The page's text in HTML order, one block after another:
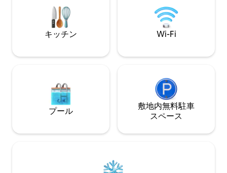
忘れられない体験です。 とても明るく、
海に面しています。 リビングルームのテ
ラスには6人用のダイニングテーブルがあ
り、マスターベッドルームのテラスには
り、良い本を読んだりするためのハンモ
す！ ドアを開けるだけで、ビーチや家の
下にある岩の多い箇所に行くことができ
ます。日光浴のための壮大な自然のプラ
ットフォームがあり、小さな海洋生物で
スは静かなビーチで、リラックス、休
すべてがとてもユニークで親しみやすい
ン、金庫が完備さ
ビーベッド、ハイ
を備えた家の小さ
されています。 クリーニングサービス：
キッチンタオル
無料で含まれてい
室、タオル、キッ
ネンの交換、ほこ
出時には宿泊施設
す。 追加の清掃サービスをご希望の場合
は、施設にご連
キッチン Wi-Fi
プール
敷地内無料駐⁠車
ス⁠ペ⁠ー⁠ス